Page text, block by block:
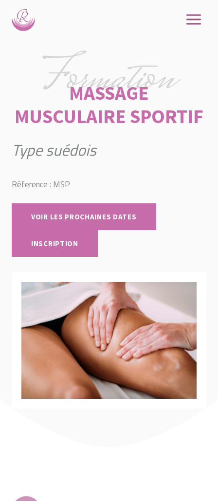
contenu
Formation
MASSAGE
MUSCULAIRE SPORTIF
Type suédois
Réference : MSP
VOIR LES PROCHAINES DATES
INSCRIPTION